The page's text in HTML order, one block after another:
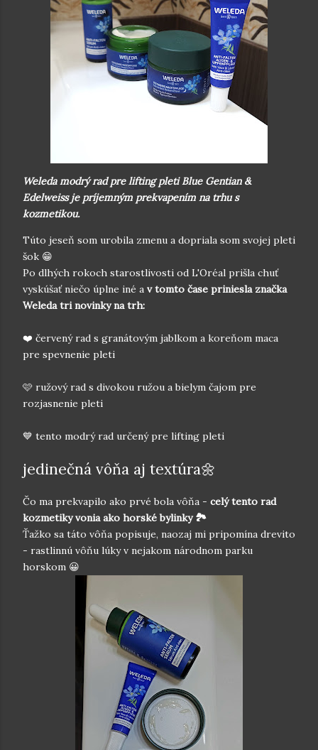
Weleda modrý rad pre lifting pleti Blue Gentian &
Edelweiss je príjemným prekvapením na trhu s
kozmetikou.
Túto jeseň som urobila zmenu a dopriala som svojej pleti
šok 😁
Po dlhých rokoch starostlivosti od L'Oréal prišla chuť
vyskúšať niečo úplne iné a v tomto čase priniesla značka
Weleda tri novinky na trh:
❤️ červený rad s granátovým jablkom a koreňom maca
pre spevnenie pleti
🩷 ružový rad s divokou ružou a bielym čajom pre
rozjasnenie pleti
💙 tento modrý rad určený pre lifting pleti
jedinečná vôňa aj textúra🌼
Čo ma prekvapilo ako prvé bola vôňa - celý tento rad
kozmetiky vonia ako horské bylinky 🏞
Ťažko sa táto vôňa popisuje, naozaj mi pripomína drevito
- rastlinnú vôňu lúky v nejakom národnom parku
horskom 😀